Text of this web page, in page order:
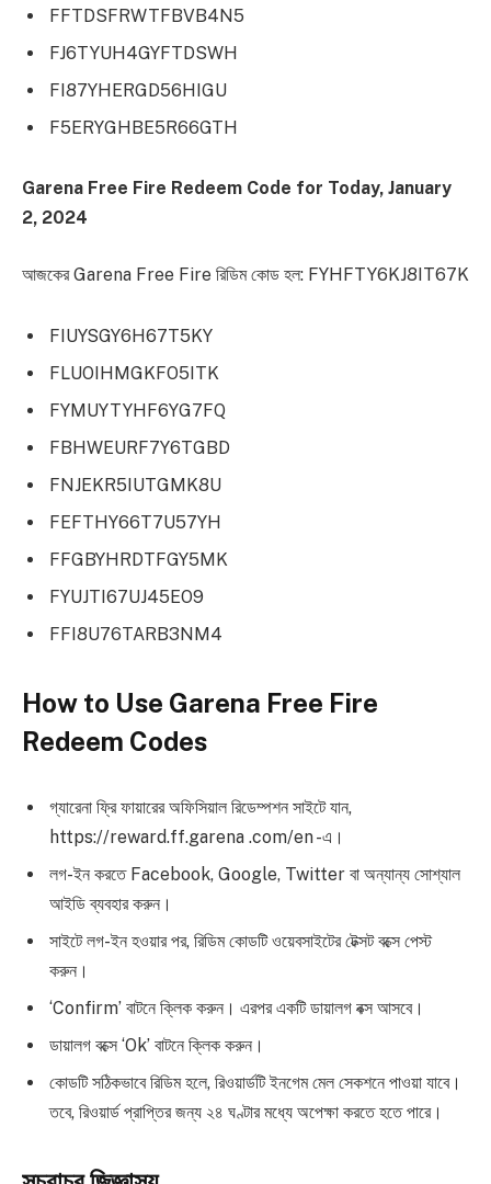
FFTDSFRWTFBVB4N5
FJ6TYUH4GYFTDSWH
FI87YHERGD56HIGU
F5ERYGHBE5R66GTH
Garena Free Fire Redeem Code for Today, January
2, 2024
আজকের Garena Free Fire রিডিম কোড হল: FYHFTY6KJ8IT67K
FIUYSGY6H67T5KY
FLUOIHMGKFO5ITK
FYMUYTYHF6YG7FQ
FBHWEURF7Y6TGBD
FNJEKR5IUTGMK8U
FEFTHY66T7U57YH
FFGBYHRDTFGY5MK
FYUJTI67UJ45EO9
FFI8U76TARB3NM4
How to Use Garena Free Fire
Redeem Codes
গ্যারেনা ফ্রি ফায়ারের অফিসিয়াল রিডেম্পশন সাইটে যান,
https://reward.ff.garena .com/en -এ।
লগ-ইন করতে Facebook, Google, Twitter বা অন্যান্য সোশ্যাল
আইডি ব্যবহার করুন।
সাইটে লগ-ইন হওয়ার পর, রিডিম কোডটি ওয়েবসাইটের টেক্সট বক্সে পেস্ট
করুন।
‘Confirm’ বাটনে ক্লিক করুন। এরপর একটি ডায়ালগ বক্স আসবে।
ডায়ালগ বক্সে ‘Ok’ বাটনে ক্লিক করুন।
কোডটি সঠিকভাবে রিডিম হলে, রিওয়ার্ডটি ইনগেম মেল সেকশনে পাওয়া যাবে।
তবে, রিওয়ার্ড প্রাপ্তির জন্য ২৪ ঘণ্টার মধ্যে অপেক্ষা করতে হতে পারে।